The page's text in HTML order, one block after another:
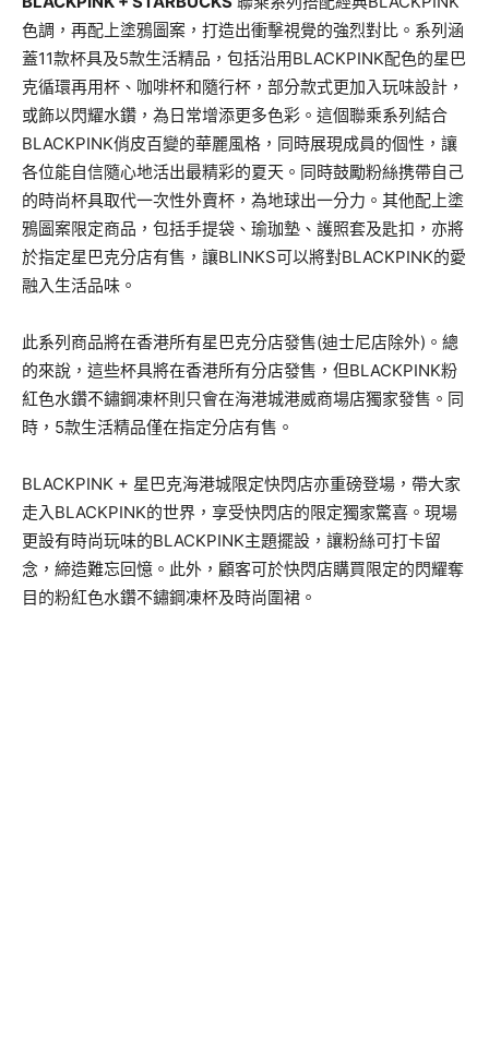
色調，再配上塗鴉圖案， 打造出衝擊視覺的強烈對比 。系列涵
蓋11款杯具及5款生活精品， 包括沿用BLACKPINK配色的星巴
克循環再用杯、 咖啡杯和隨行杯，部分款式更加入玩味設計，
或飾以閃耀水鑽， 為日常增添更多色彩。這個聯乘系列結合
BLACKPINK俏皮百變的華麗風格，同時展現成員的個性， 讓
各位能自信隨心地活出最精彩的夏天。 同時鼓勵粉絲携帶自己
的時尚杯具取代一次性外賣杯，為地球出一分力。其他配上塗
鴉圖案限定商品，包括手提袋、瑜珈墊、護照套及匙扣，亦將
於指定星巴克分店有售，讓BLINKS可以將對BLACKPINK的愛
融入生活品味。
此系列商品將在香港所有星巴克分店發售(迪士尼店除外)。總
的來說，這些杯具將在香港所有分店發售，但BLACKPINK粉
紅色水鑽不鏽鋼凍杯則只會在海港城港威商場店獨家發售。同
時，5款生活精品僅在指定分店有售。
BLACKPINK + 星巴克海港城限定快閃店亦重磅登場，帶大家
走入BLACKPINK的世界，享受快閃店的限定獨家驚喜。現場
更設有時尚玩味的BLACKPINK主題擺設，讓粉絲可打卡留
念，締造難忘回憶。此外，顧客可於快閃店購買限定的閃耀奪
目的粉紅色水鑽不鏽鋼凍杯及時尚圍裙。